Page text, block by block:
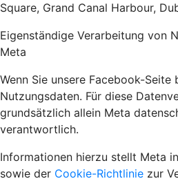
Square, Grand Canal Harbour,
Eigenständige Verarbeitung von
Meta
Wenn Sie unsere Facebook-Seite
Nutzungsdaten. Für diese
grundsätzlich allein Meta
verantwortlich.
Informationen hierzu stellt Meta
sowie der Cookie-Richtlinie zur